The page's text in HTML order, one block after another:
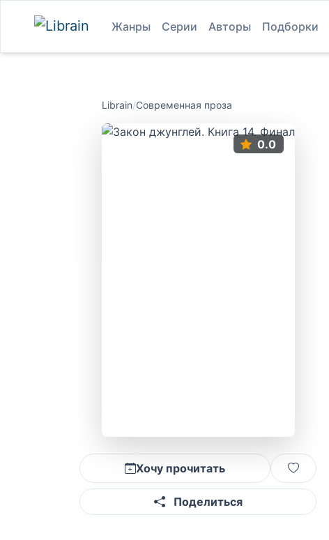
Жанры Серии Авторы Подборки
Librain/Современная проза
0.0
Хочу прочитать
Поделиться